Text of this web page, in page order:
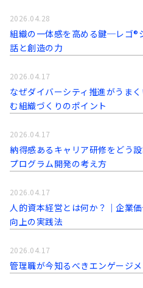
組織の一体感を高める鍵─レゴ®
話と創造の力
2026.04.28
なぜダイバーシティ推進がうま
む組織づくりのポイント
2026.04.17
納得感あるキャリア研修をどう
プログラム開発の考え方
2026.04.17
人的資本経営とは何か？｜企業
向上の実践法
2026.04.17
管理職が今知るべきエンゲージ
2026.04.17